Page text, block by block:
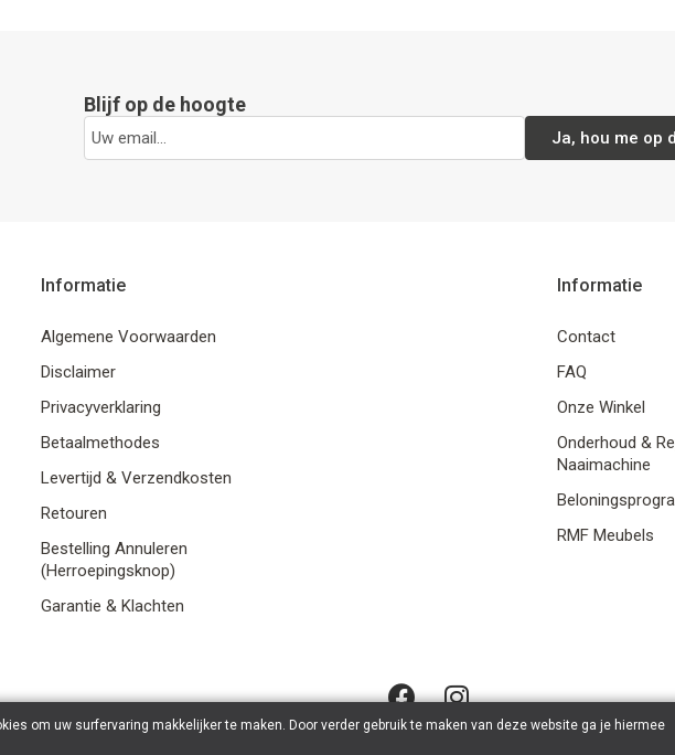
Blijf op de hoogte
Ja, hou me op
Informatie
Algemene Voorwaarden
Disclaimer
Privacyverklaring
Betaalmethodes
Levertijd & Verzendkosten
Retouren
Bestelling Annuleren
(Herroepingsknop)
Garantie & Klachten
Informatie
Contact
FAQ
Onze Winkel
Onderhoud &
Naaimachine
RMF Meubels
om uw surfervaring makkelijker te maken. Door verder gebruik te maken van deze website ga je hiermee